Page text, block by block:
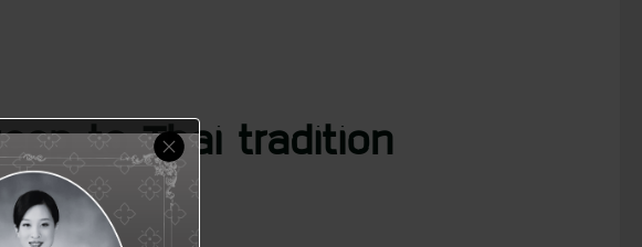
to Thai tradition